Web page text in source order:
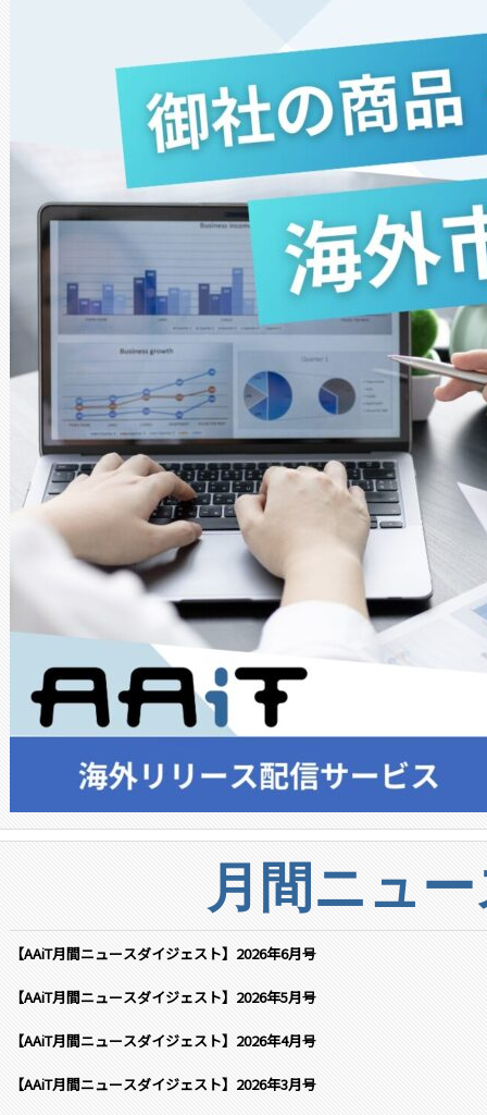
月間ニュ
【AAiT月間ニュースダイジェスト】2026年6月号
【AAiT月間ニュースダイジェスト】2026年5月号
【AAiT月間ニュースダイジェスト】2026年4月号
【AAiT月間ニュースダイジェスト】2026年3月号